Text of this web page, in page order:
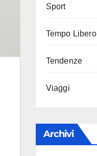
Sport
Tempo Libero
Tendenze
Viaggi
Archivi